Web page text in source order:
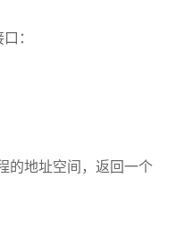
：
的地址空间，返回一个